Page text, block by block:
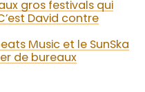
gros festivals qui
David contre
Music et le SunSka
de bureaux